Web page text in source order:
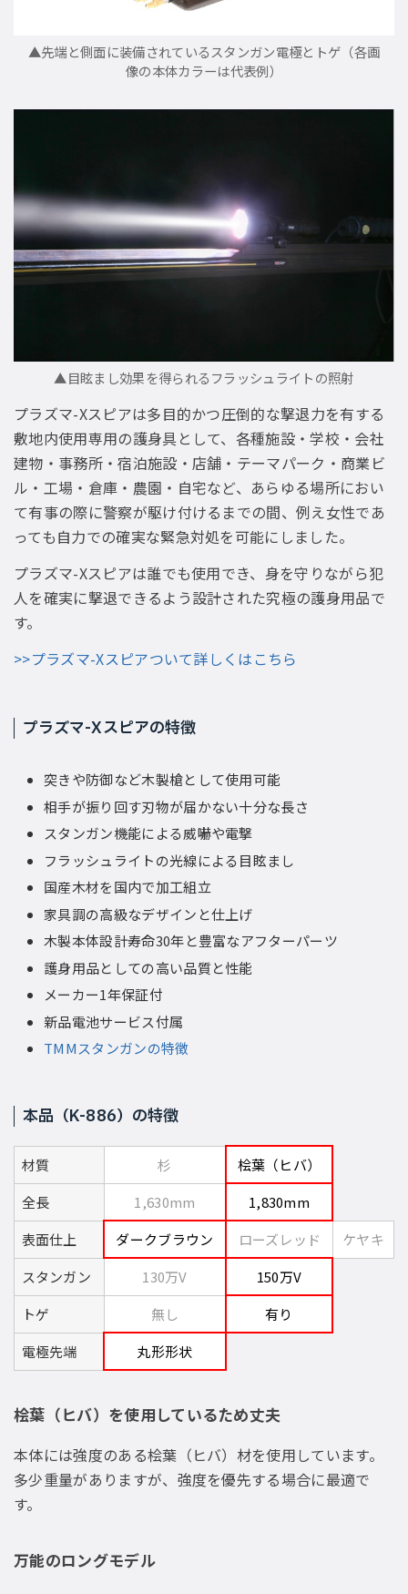
▲先端と側面に装備されているスタンガン電極とトゲ（各画
像の本体カラーは代表例）
▲目眩まし効果を得られるフラッシュライトの照射
プラズマ-Xスピアは多目的かつ圧倒的な撃退力を有する
敷地内使用専用の護身具として、各種施設・学校・会社
建物・事務所・宿泊施設・店舗・テーマパーク・商業ビ
ル・工場・倉庫・農園・自宅など、あらゆる場所におい
て有事の際に警察が駆け付けるまでの間、例え女性であ
っても自力での確実な緊急対処を可能にしました。
プラズマ-Xスピアは誰でも使用でき、身を守りながら犯
人を確実に撃退できるよう設計された究極の護身用品で
す。
>>プラズマ-Xスピアついて詳しくはこちら
プラズマ-Xスピアの特徴
突きや防御など木製槍として使用可能
相手が振り回す刃物が届かない十分な長さ
スタンガン機能による威嚇や電撃
フラッシュライトの光線による目眩まし
国産木材を国内で加工組立
家具調の高級なデザインと仕上げ
木製本体設計寿命30年と豊富なアフターパーツ
護身用品としての高い品質と性能
メーカー1年保証付
新品電池サービス付属
TMMスタンガンの特徴
本品（K-886）の特徴
材質 杉
桧葉（ヒバ）
全長
1,630mm
1,830mm
表面仕上
ダークブラウン ローズレッド
ケヤキ
スタンガン
130万V
150万V
トゲ
無し
有り
電極先端
丸形形状
桧葉（ヒバ）を使用しているため丈夫
本体には強度のある桧葉（ヒバ）材を使用しています。
多少重量がありますが、強度を優先する場合に最適で
す。
万能のロングモデル